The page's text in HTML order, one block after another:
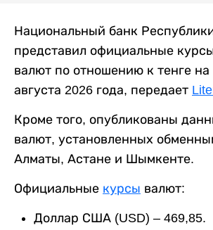
Национальный банк
представил официальные
валют по отношению к тенге на
августа 2026 года, передает
Кроме того, опубликованы
валют, установленных
Алматы, Астане и Шымкенте.
Официальные курсы валют:
Доллар США (USD) – 469,85.